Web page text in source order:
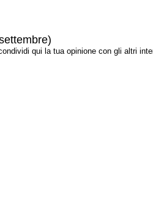
qui la tua opinione con gli altri